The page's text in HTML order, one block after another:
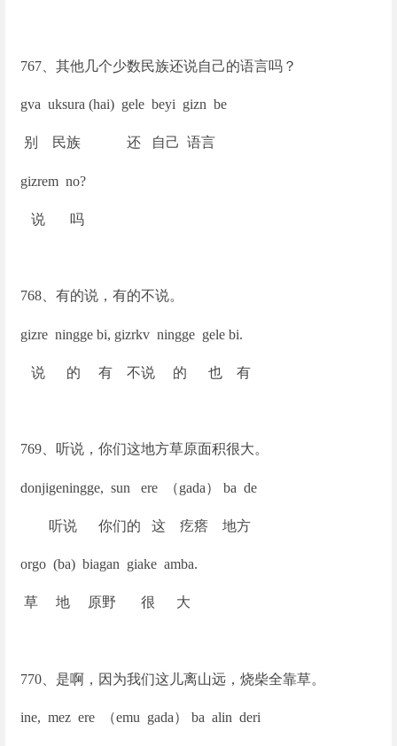
767 、其他几个少数民族还说自己的语言吗？
gva uksura (hai) gele beyi gizn be
别 民族 还 自己 语言
gizrem no?
说 吗
768 、有的说，有的不说。
gizre ningge bi, gizrkv ningge gele bi.
说 的 有 不说 的 也 有
769 、听说，你们这地方草原面积很大。
donjigeningge, sun ere （gada） ba de
听说 你们的 这 疙瘩 地方
orgo (ba) biagan giake amba.
草 地 原野 很 大
770 、是啊，因为我们这儿离山远，烧柴全靠草。
ine, mez ere （emu gada） ba alin deri